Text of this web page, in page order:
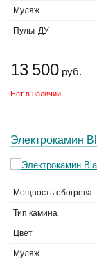
Муляж
Пульт ДУ
13 500 руб.
Нет в наличии
Электрокамин
Мощность обогрева
Тип камина
Цвет
Муляж